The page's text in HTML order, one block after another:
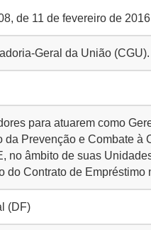
de 11 de fevereiro de
Geral da União
para atuarem como
da Prevenção e Combate
no âmbito de suas
do Contrato de Empréstimo
(DF)